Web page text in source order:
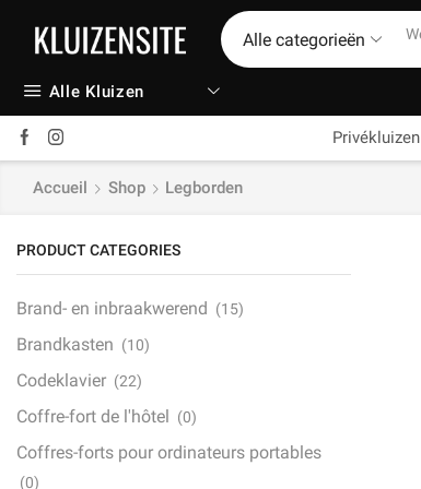
Alle categorieën
Alle Kluizen
Privékluizen
Accueil Shop Legborden
PRODUCT CATEGORIES
Brand- en inbraakwerend (15)
Brandkasten (10)
Codeklavier (22)
Coffre-fort de l'hôtel (0)
Coffres-forts pour ordinateurs portables
(0)